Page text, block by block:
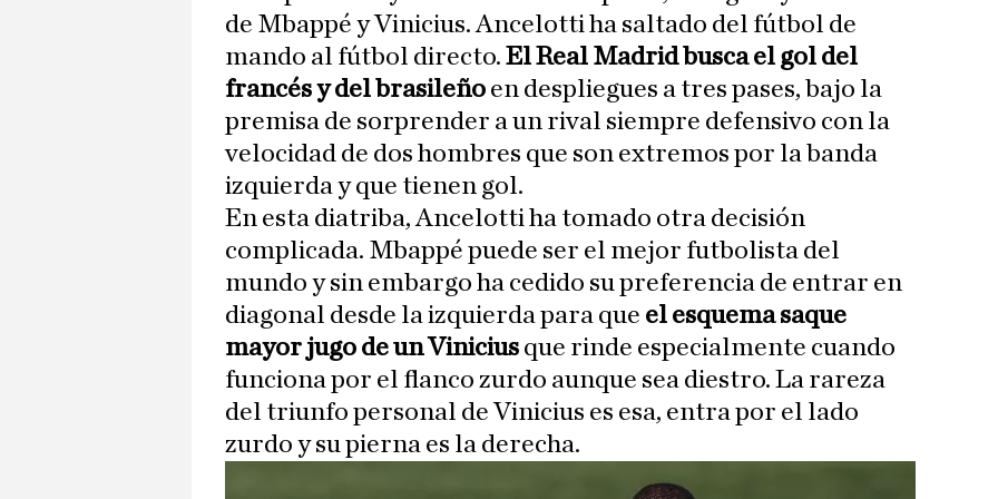
de Mbappé y Vinicius. Ancelotti ha saltado del fútbol de
mando al fútbol directo. El Real Madrid busca el gol del
francés y del brasileño en despliegues a tres pases, bajo la
premisa de sorprender a un rival siempre defensivo con la
velocidad de dos hombres que son extremos por la banda
izquierda y que tienen gol.
En esta diatriba, Ancelotti ha tomado otra decisión
complicada. Mbappé puede ser el mejor futbolista del
mundo y sin embargo ha cedido su preferencia de entrar en
diagonal desde la izquierda para que el esquema saque
mayor jugo de un Vinicius que rinde especialmente cuando
funciona por el flanco zurdo aunque sea diestro. La rareza
del triunfo personal de Vinicius es esa, entra por el lado
zurdo y su pierna es la derecha.